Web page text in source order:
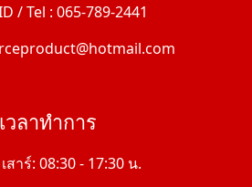
/ Tel : 065-789-2441
เวลาทำการ
สาร์: 08:30 - 17:30 น.